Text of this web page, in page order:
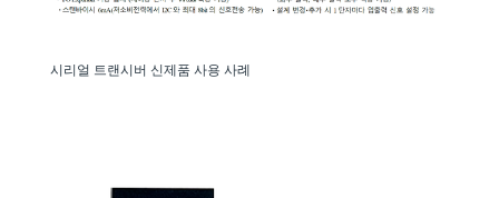
시리얼 트랜시버 신제품 사용 사례